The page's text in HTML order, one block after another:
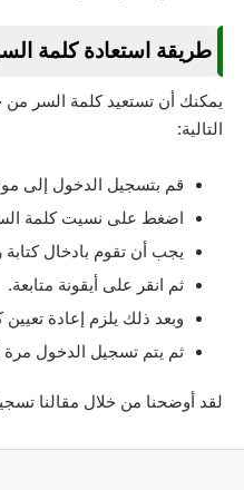
طريقة استعادة كلمة
يمكنك أن تستعيد كلمة السر من
التالية:
قم بتسجيل الدخول إلى
اضغط على نسيت كلمة
يجب أن تقوم بادخال
ثم انقر على أيقونة متابعة.
وبعد ذلك يلزم إعادة
ثم يتم تسجيل الدخول مرة
لقد أوضحنا من خلال مقالنا